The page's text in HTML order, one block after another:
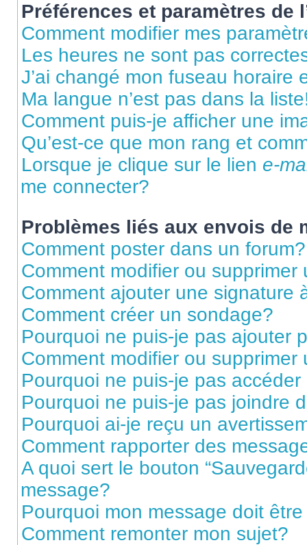
Préférences et paramètres de
Comment modifier mes
Les heures ne sont pas
J’ai changé mon fuseau horaire
Ma langue n’est pas dans la
Comment puis-je afficher une
Qu’est-ce que mon rang et
Lorsque je clique sur le lien e-
me connecter?
Problèmes liés aux envois de
Comment poster dans un forum?
Comment modifier ou supprimer
Comment ajouter une signature
Comment créer un sondage?
Pourquoi ne puis-je pas ajouter
Comment modifier ou supprimer
Pourquoi ne puis-je pas
Pourquoi ne puis-je pas joindre
Pourquoi ai-je reçu un
Comment rapporter des
A quoi sert le bouton
message?
Pourquoi mon message doit
Comment remonter mon sujet?